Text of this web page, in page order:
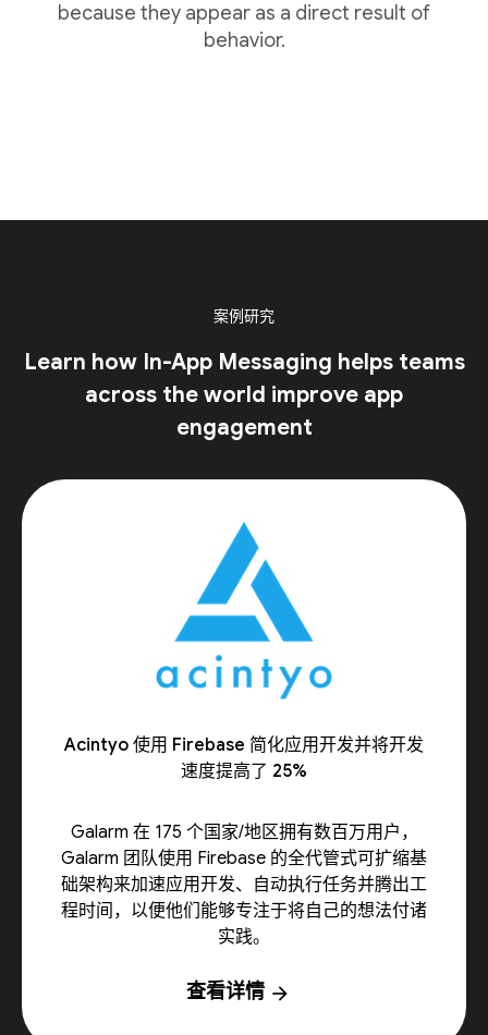
because they appear as a direct result of
behavior.
案例研究
Learn how In-App Messaging helps teams
across the world improve app
engagement
Acintyo 使用 Firebase 简化应用开发并将开发
速度提高了 25%
Galarm 在 175 个国家/地区拥有数百万用户，
Galarm 团队使用 Firebase 的全代管式可扩缩基
础架构来加速应用开发、自动执行任务并腾出工
程时间，以便他们能够专注于将自己的想法付诸
实践。
查看详情 arrow_forward